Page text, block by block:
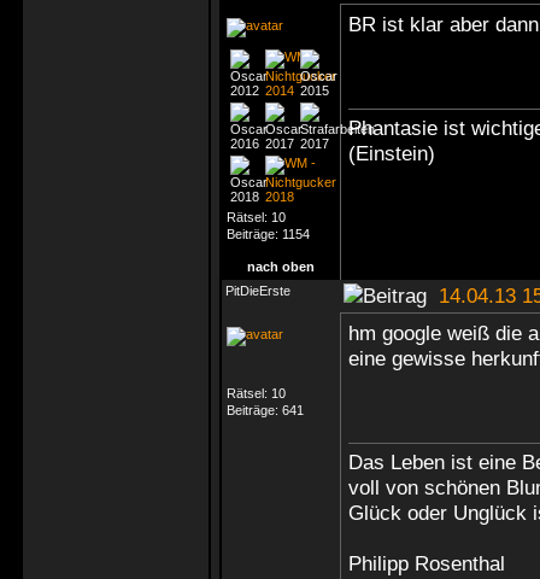
Rätsel: 10
Beiträge: 1154
BR ist klar aber
Phantasie ist
(Einstein)
nach oben
PitDieErste
14.04.13
Rätsel: 10
Beiträge: 641
hm google weiß die
eine gewisse
Das Leben ist eine
voll von schönen
Glück oder Unglück
Philipp Rosenthal